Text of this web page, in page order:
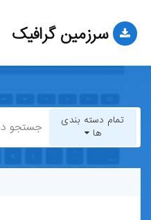
سرزمین گرافیک
تمام دسته بندی
ها
تمام دسته بندی ها